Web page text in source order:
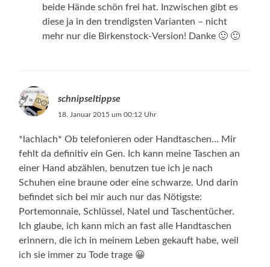
beide Hände schön frei hat. Inzwischen gibt es
diese ja in den trendigsten Varianten – nicht
mehr nur die Birkenstock-Version! Danke 🙂 🙂
schnipseltippse
18. Januar 2015 um 00:12 Uhr
*lachlach* Ob telefonieren oder Handtaschen… Mir
fehlt da definitiv ein Gen. Ich kann meine Taschen an
einer Hand abzählen, benutzen tue ich je nach
Schuhen eine braune oder eine schwarze. Und darin
befindet sich bei mir auch nur das Nötigste:
Portemonnaie, Schlüssel, Natel und Taschentücher.
Ich glaube, ich kann mich an fast alle Handtaschen
erinnern, die ich in meinem Leben gekauft habe, weil
ich sie immer zu Tode trage 😀